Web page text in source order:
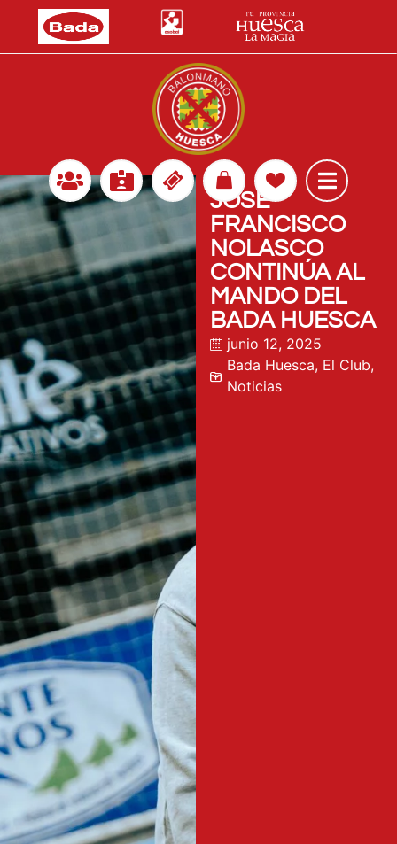
JOSÉ
FRANCISCO
NOLASCO
CONTINÚA AL
MANDO DEL
BADA HUESCA
junio 12, 2025
Bada Huesca, El Club,
Noticias